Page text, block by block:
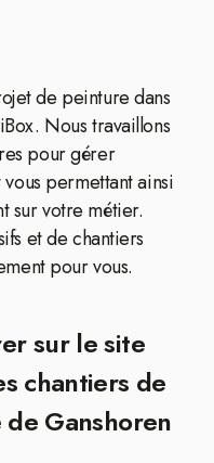
de peinture dans
Nous travaillons
pour gérer
permettant ainsi
sur votre métier.
et de chantiers
pour vous.
sur le site
chantiers de
Ganshoren